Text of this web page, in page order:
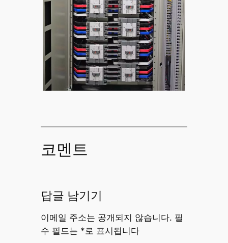
코멘트
답글 남기기
이메일 주소는 공개되지 않습니다. 필
수 필드는 *로 표시됩니다